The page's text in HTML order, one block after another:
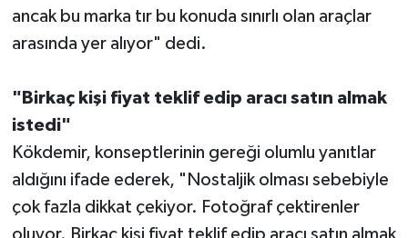
ancak bu marka tır bu konuda sınırlı olan araçlar
arasında yer alıyor" dedi.
"Birkaç kişi fiyat teklif edip aracı satın almak
istedi"
Kökdemir, konseptlerinin gereği olumlu yanıtlar
aldığını ifade ederek, "Nostaljik olması sebebiyle
çok fazla dikkat çekiyor. Fotoğraf çektirenler